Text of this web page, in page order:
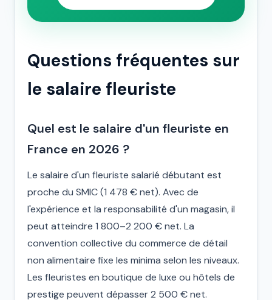
Questions fréquentes sur
le salaire fleuriste
Quel est le salaire d'un fleuriste en
France en 2026 ?
Le salaire d'un fleuriste salarié débutant est
proche du SMIC (1 478 € net). Avec de
l'expérience et la responsabilité d'un magasin, il
peut atteindre 1 800–2 200 € net. La
convention collective du commerce de détail
non alimentaire fixe les minima selon les niveaux.
Les fleuristes en boutique de luxe ou hôtels de
prestige peuvent dépasser 2 500 € net.